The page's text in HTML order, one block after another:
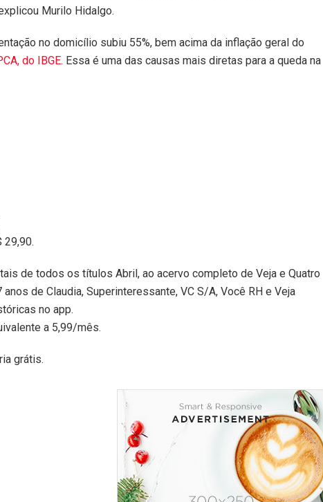
Murilo Hidalgo.
no domicílio subiu 55%, bem acima da inflação geral do
do IBGE. Essa é uma das causas mais diretas para a queda na
29,90.
de todos os títulos Abril, ao acervo completo de Veja e Quatro
de Claudia, Superinteressante, VC S/A, Você RH e Veja
no app.
a 5,99/mês.
grátis.